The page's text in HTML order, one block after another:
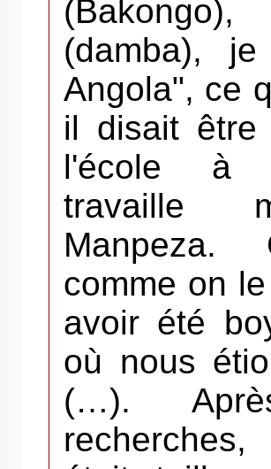
(damba),
Angola", ce
il disait
l'école à
travaille
comme on
avoir été
où nous
(…).